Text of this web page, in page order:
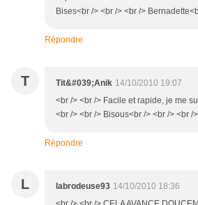
Bises<br /> <br /> <br />
Répondre
T Tit&#039;Anik 14/10/2010 19:07
<br /> <br /> Facile et rapide, je me
<br /> <br /> Bisous<br /> <br /> <br /
Répondre
L labrodeuse93 14/10/2010 18:36